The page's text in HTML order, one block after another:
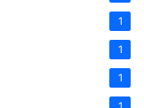
1
1
1